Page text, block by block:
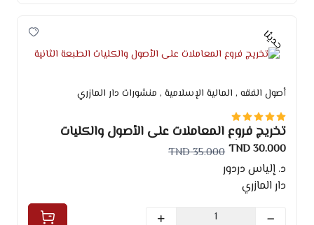
حديثا
أصول الفقه , المالية الإسلامية , منشورات دار المازري
تخريج فروع المعاملات على الأصول والكليات
الطبعة الثانية
30.000 TND
35.000 TND
د. إلياس دردور
دار المازري